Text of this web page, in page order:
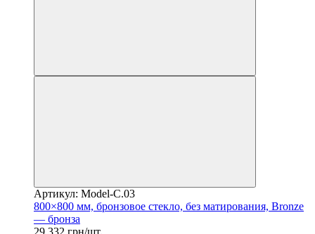
Артикул: Model-C.03
800×800 мм, бронзовое стекло, без матирования, Bronze
— бронза
29 332 грн/шт.